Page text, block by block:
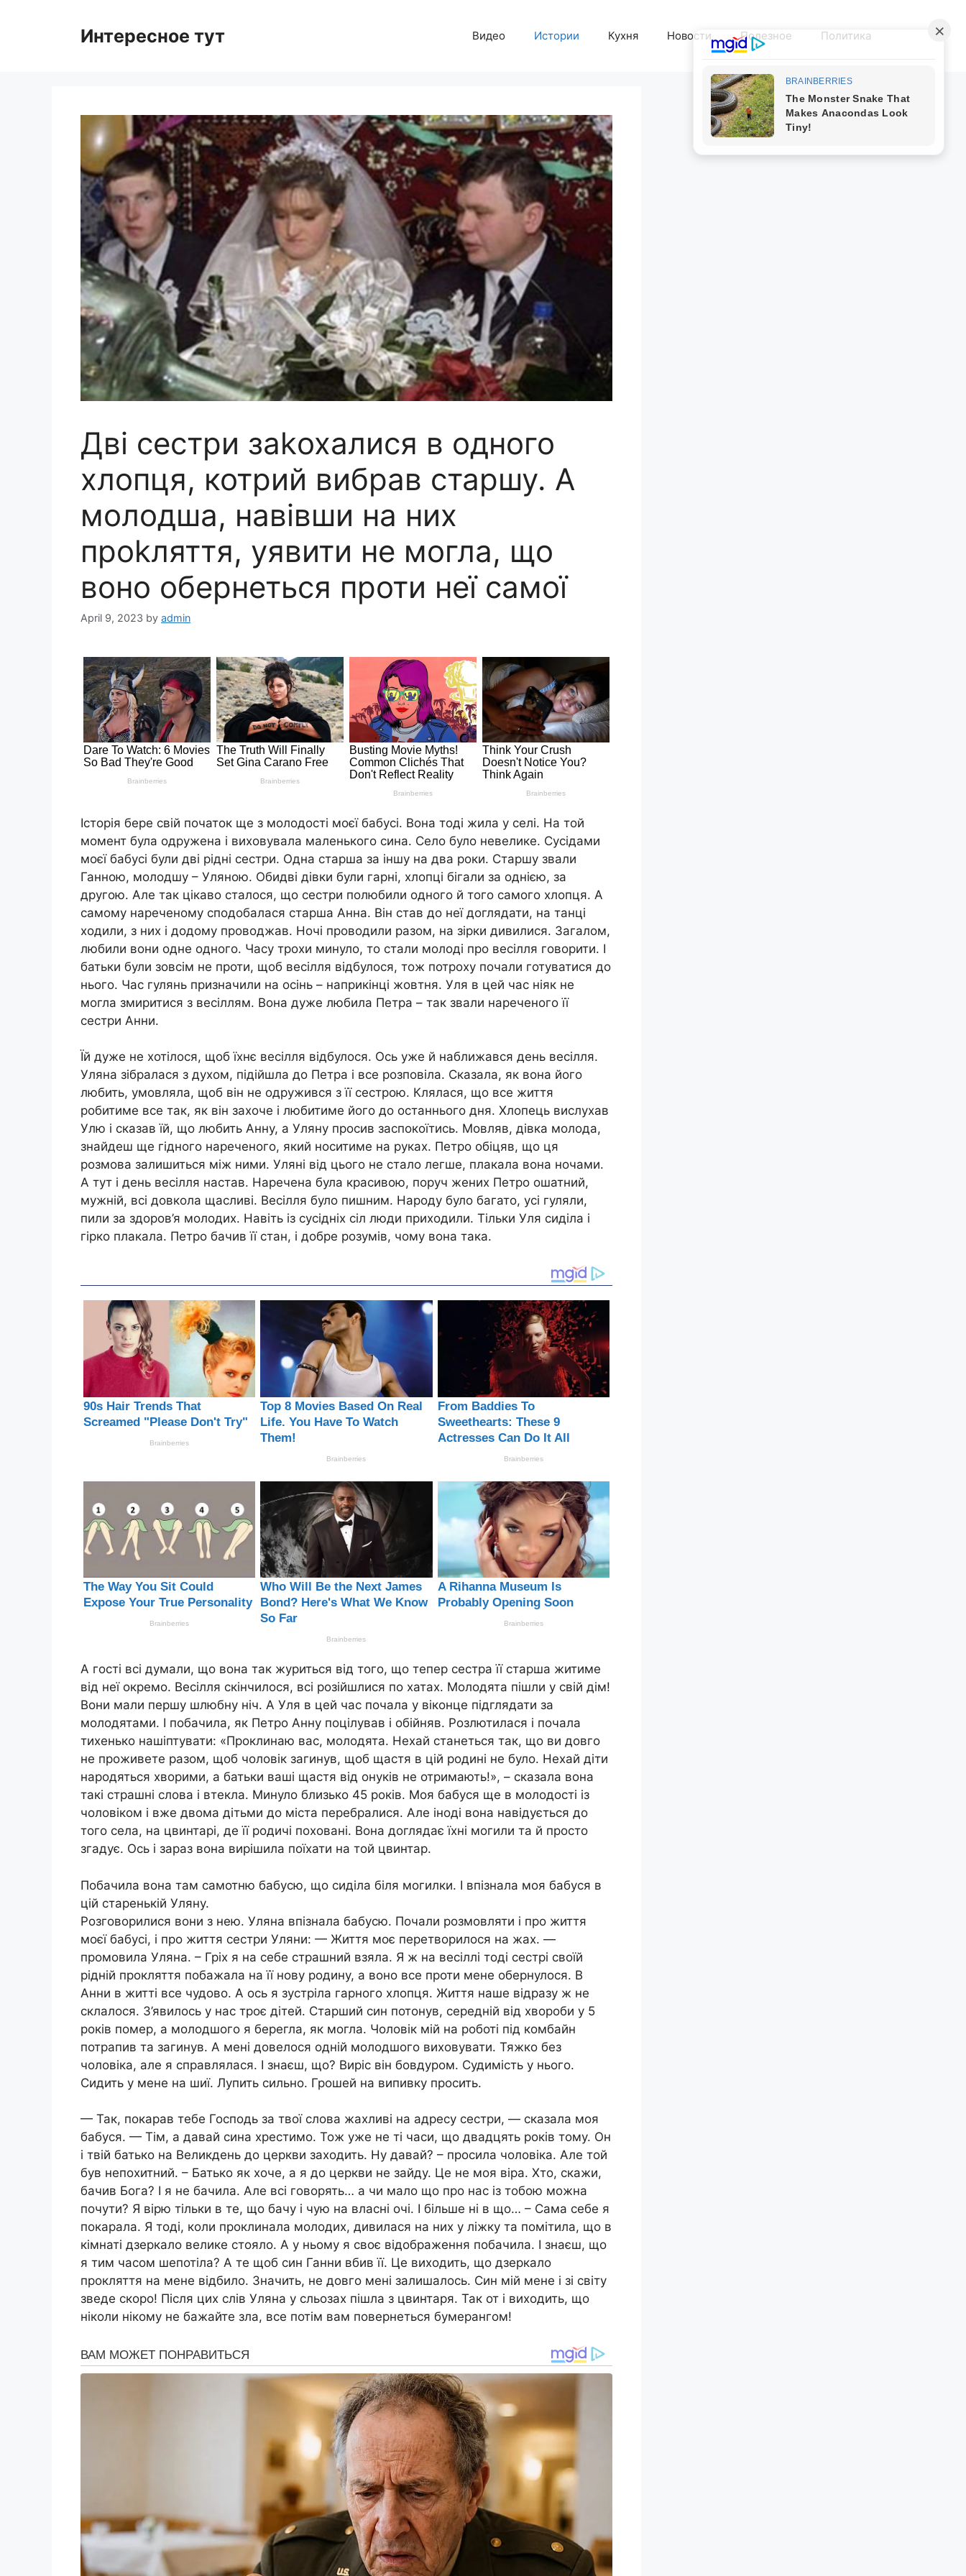
Интересное тут Видео Истории Кухня Новости Полезное Политика
Дві сестри заkохалися в одного
хлопця, котрий вибрав старшу. А
молодша, навівши на них
проkляття, уявити не могла, що
воно обернеться проти неї самої
April 9, 2023 by admin
Історія бере свій початок ще з молодості моєї бабусі. Вона тоді жила у селі. На той
момент була одружена і виховувала маленького сина. Село було невелике. Сусідами
моєї бабусі були дві рідні сестри. Одна старша за іншу на два роки. Старшу звали
Ганною, молодшу – Уляною. Обидві дівки були гарні, хлопці бігали за однією, за
другою. Але так цікаво сталося, що сестри полюбили одного й того самого хлопця. А
самому нареченому сподобалася старша Анна. Він став до неї доглядати, на танці
ходили, з них і додому проводжав. Ночі проводили разом, на зірки дивилися. Загалом,
любили вони одне одного. Часу трохи минуло, то стали молоді про весілля говорити. І
батьки були зовсім не проти, щоб весілля відбулося, тож потроху почали готуватися до
нього. Час гулянь призначили на осінь – наприкінці жовтня. Уля в цей час ніяк не
могла змиритися з весіллям. Вона дуже любила Петра – так звали нареченого її
сестри Анни.
Їй дуже не хотілося, щоб їхнє весілля відбулося. Ось уже й наближався день весілля.
Уляна зібралася з духом, підійшла до Петра і все розповіла. Сказала, як вона його
любить, умовляла, щоб він не одружився з її сестрою. Клялася, що все життя
робитиме все так, як він захоче і любитиме його до останнього дня. Хлопець вислухав
Улю і сказав їй, що любить Анну, а Уляну просив заспокоїтись. Мовляв, дівка молода,
знайдеш ще гідного нареченого, який носитиме на руках. Петро обіцяв, що ця
розмова залишиться між ними. Уляні від цього не стало легше, плакала вона ночами.
А тут і день весілля настав. Наречена була красивою, поруч жених Петро ошатний,
мужній, всі довкола щасливі. Весілля було пишним. Народу було багато, усі гуляли,
пили за здоров’я молодих. Навіть із сусідніх сіл люди приходили. Тільки Уля сиділа і
гірко плакала. Петро бачив її стан, і добре розумів, чому вона така.
А гості всі думали, що вона так журиться від того, що тепер сестра її старша житиме
від неї окремо. Весілля скінчилося, всі розійшлися по хатах. Молодята пішли у свій дім!
Вони мали першу шлюбну ніч. А Уля в цей час почала у віконце підглядати за
молодятами. І побачила, як Петро Анну поцілував і обійняв. Розлютилася і почала
тихенько нашіптувати: «Проклинаю вас, молодята. Нехай станеться так, що ви довго
не проживете разом, щоб чоловік загинув, щоб щастя в цій родині не було. Нехай діти
народяться хворими, а батьки ваші щастя від онуків не отримають!», – сказала вона
такі страшні слова і втекла. Минуло близько 45 років. Моя бабуся ще в молодості із
чоловіком і вже двома дітьми до міста перебралися. Але іноді вона навідується до
того села, на цвинтарі, де її родичі поховані. Вона доглядає їхні могили та й просто
згадує. Ось і зараз вона вирішила поїхати на той цвинтар.
Побачила вона там самотню бабусю, що сиділа біля могилки. І впізнала моя бабуся в
цій старенькій Уляну.
Розговорилися вони з нею. Уляна впізнала бабусю. Почали розмовляти і про життя
моєї бабусі, і про життя сестри Уляни: — Життя моє перетворилося на жах. —
промовила Уляна. – Гріх я на себе страшний взяла. Я ж на весіллі тоді сестрі своїй
рідній прокляття побажала на її нову родину, а воно все проти мене обернулося. В
Анни в житті все чудово. А ось я зустріла гарного хлопця. Життя наше відразу ж не
склалося. З’явилось у нас троє дітей. Старший син потонув, середній від хвороби у 5
років помер, а молодшого я берегла, як могла. Чоловік мій на роботі під комбайн
потрапив та загинув. А мені довелося одній молодшого виховувати. Тяжко без
чоловіка, але я справлялася. І знаєш, що? Виріс він бовдуром. Судимість у нього.
Сидить у мене на шиї. Лупить сильно. Грошей на випивку просить.
— Так, покарав тебе Господь за твої слова жахливі на адресу сестри, — сказала моя
бабуся. — Тім, а давай сина хрестимо. Тож уже не ті часи, що двадцять років тому. Он
і твій батько на Великдень до церкви заходить. Ну давай? – просила чоловіка. Але той
був непохитний. – Батько як хоче, а я до церкви не зайду. Це не моя віра. Хто, скажи,
бачив Бога? І я не бачила. Але всі говорять… а чи мало що про нас із тобою можна
почути? Я вірю тільки в те, що бачу і чую на власні очі. І більше ні в що… – Сама себе я
покарала. Я тоді, коли проклинала молодих, дивилася на них у ліжку та помітила, що в
кімнаті дзеркало велике стояло. А у ньому я своє відображення побачила. І знаєш, що
я тим часом шепотіла? А те щоб син Ганни вбив її. Це виходить, що дзеркало
прокляття на мене відбило. Значить, не довго мені залишалось. Син мій мене і зі світу
зведе скоро! Після цих слів Уляна у сльозах пішла з цвинтаря. Так от і виходить, що
ніколи нікому не бажайте зла, все потім вам повернеться бумерангом!